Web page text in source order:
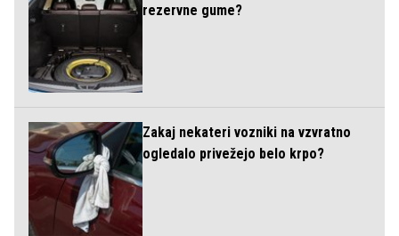
rezervne gume?
Zakaj nekateri vozniki na vzvratno
ogledalo privežejo belo krpo?